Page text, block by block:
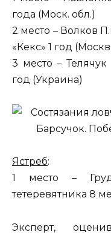
года (Моск. обл.)
2 место – Волков
«Кекс» 1 год
3 место –
год (Украина)
Ястреб:
1 место –
тетеревятника 8
Эксперт,